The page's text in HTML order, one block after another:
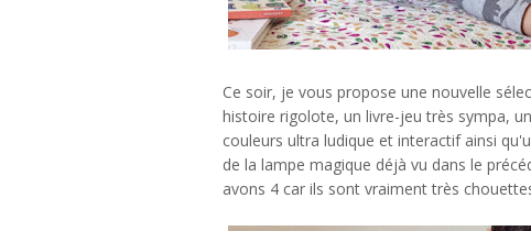
Ce soir, je vous propose une nouvelle
histoire rigolote, un livre-jeu très sympa,
couleurs ultra ludique et interactif ainsi
de la lampe magique déjà vu dans le
avons 4 car ils sont vraiment très